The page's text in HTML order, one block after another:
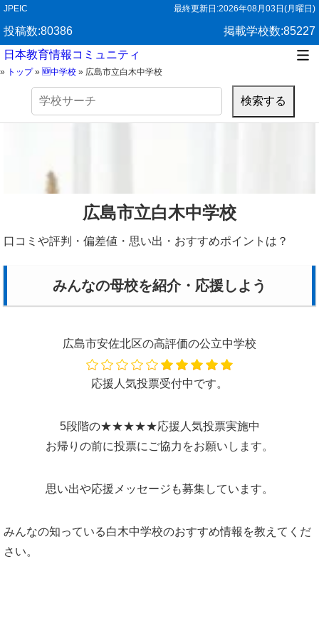
JPEIC 最終更新日:2026年08月03日(月曜日)
投稿数:80386
掲載学校数:85227
日本教育情報コミュニティ
» トップ» 🆕中学校 » 広島市立白木中学校
検
広島市立白木中学校
口コミや評判・偏差値・思い出・おすすめポイントは？
みんなの母校を紹介・応援しよう
広島市安佐北区の高評価の公立中学校
応援人気投票受付中です。
5段階の★★★★★応援人気投票実施中
お帰りの前に投票にご協力をお願いします。
思い出や応援メッセージも募集しています。
みんなの知っている白木中学校のおすすめ情報を教えてくだ
さい。